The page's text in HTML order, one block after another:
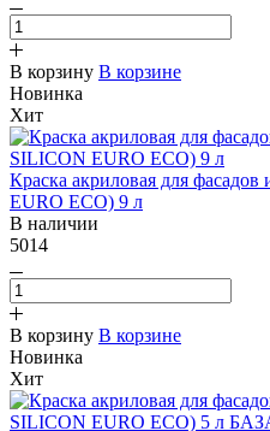
В корзину В корзине
Новинка
Хит
Краска акриловая для
EURO ECO) 9 л
В наличии
5014
В корзину В корзине
Новинка
Хит